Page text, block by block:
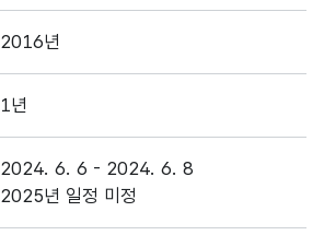
2016년
1년
2024. 6. 6 - 2024. 6. 8
2025년 일정 미정